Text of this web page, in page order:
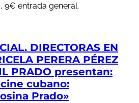
9€ entrada general.
DIRECTORAS EN
PERERA PÉREZ
PRADO presentan:
cubano:
Prado»